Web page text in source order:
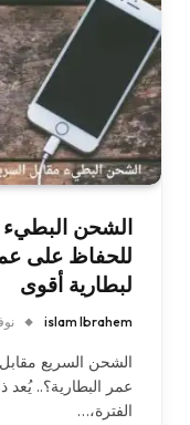
الشحن البطيء
لبطارية أقوى
islam Ibrahem
الشحن السريع
عمر البطارية؟..
الفترة،…